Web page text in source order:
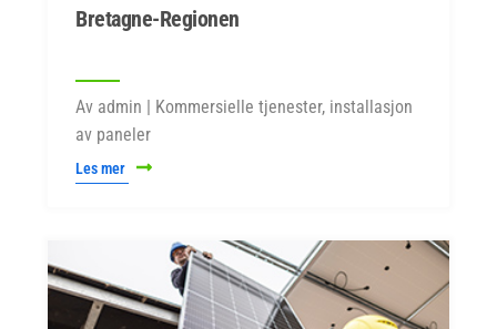
Bretagne-Regionen
Av admin | Kommersielle tjenester, installasjon
av paneler
Les mer